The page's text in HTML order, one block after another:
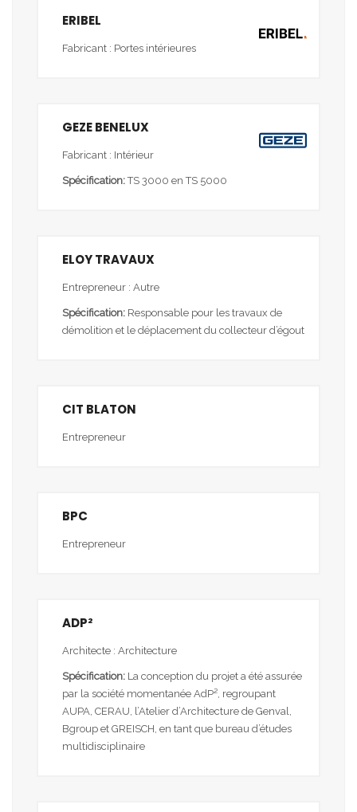
ERIBEL
Fabricant : Portes intérieures
GEZE BENELUX
Fabricant : Intérieur
Spécification:TS 3000 en TS 5000
ELOY TRAVAUX
Entrepreneur : Autre
Spécification: Responsable pour les travaux de
démolition et le déplacement du collecteur d’égout
CIT BLATON
Entrepreneur
BPC
Entrepreneur
ADP²
Architecte : Architecture
Spécification: La conception du projet a été assurée
par la société momentanée AdP², regroupant
AUPA, CERAU, l’Atelier d’Architecture de Genval,
Bgroup et GREISCH, en tant que bureau d’études
multidisciplinaire